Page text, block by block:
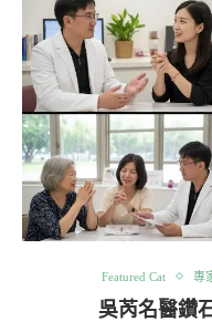
Featured Cat 專
吳芮名醫鑽